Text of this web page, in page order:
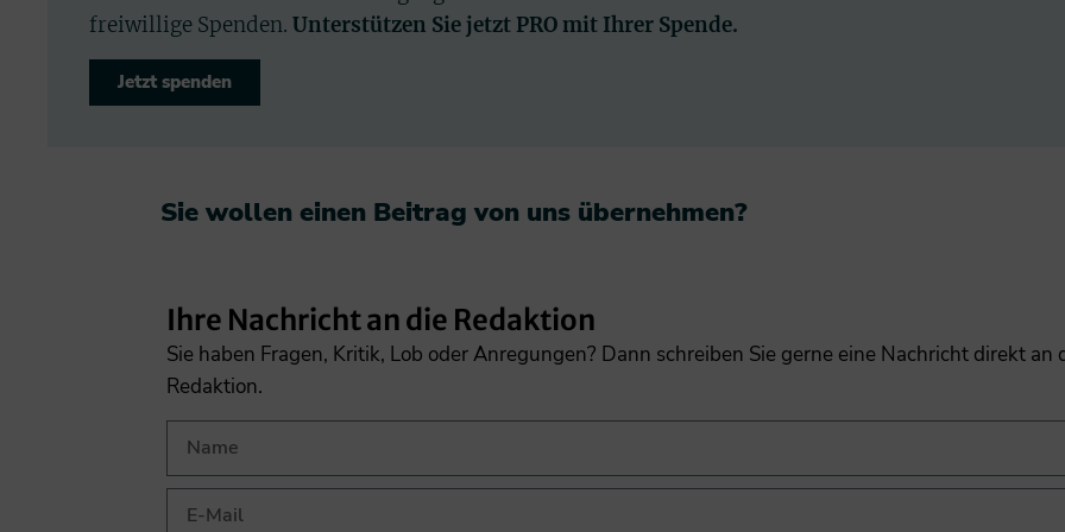
freiwillige Spenden. Unterstützen Sie jetzt PRO mit Ihrer Spende.
Jetzt spenden
Sie wollen einen Beitrag von uns übernehmen?​
Ihre Nachricht an die Redaktion
Sie haben Fragen, Kritik, Lob oder Anregungen? Dann schreiben Sie gerne eine Nachricht direkt an
Redaktion.